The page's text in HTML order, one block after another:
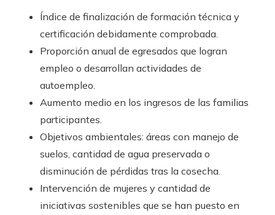
Índice de finalización de formación técnica y
certificación debidamente comprobada.
Proporción anual de egresados que logran
empleo o desarrollan actividades de
autoempleo.
Aumento medio en los ingresos de las familias
participantes.
Objetivos ambientales: áreas con manejo de
suelos, cantidad de agua preservada o
disminución de pérdidas tras la cosecha.
Intervención de mujeres y cantidad de
iniciativas sostenibles que se han puesto en